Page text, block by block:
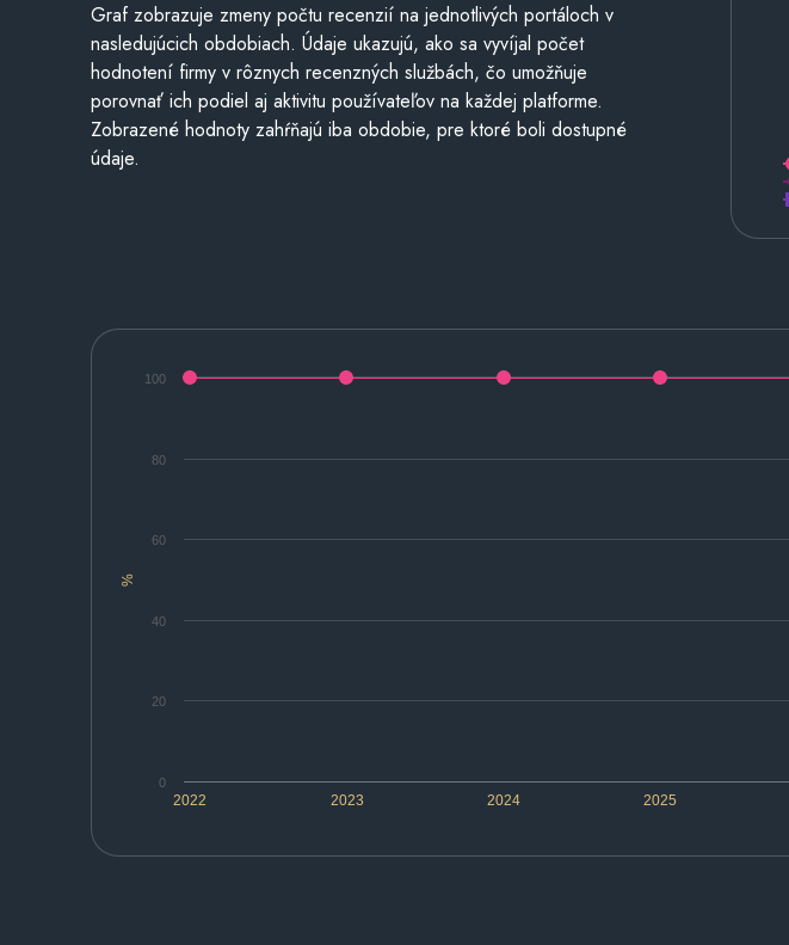
Graf zobrazuje zmeny počtu recenzií na jednotlivých portáloch v
nasledujúcich obdobiach. Údaje ukazujú, ako sa vyvíjal počet
hodnotení firmy v rôznych recenzných službách, čo umožňuje
porovnať ich podiel aj aktivitu používateľov na každej platforme.
Zobrazené hodnoty zahŕňajú iba obdobie, pre ktoré boli dostupné
údaje.
%
2022 2023 2024 2025
0
20
40
60
80
100